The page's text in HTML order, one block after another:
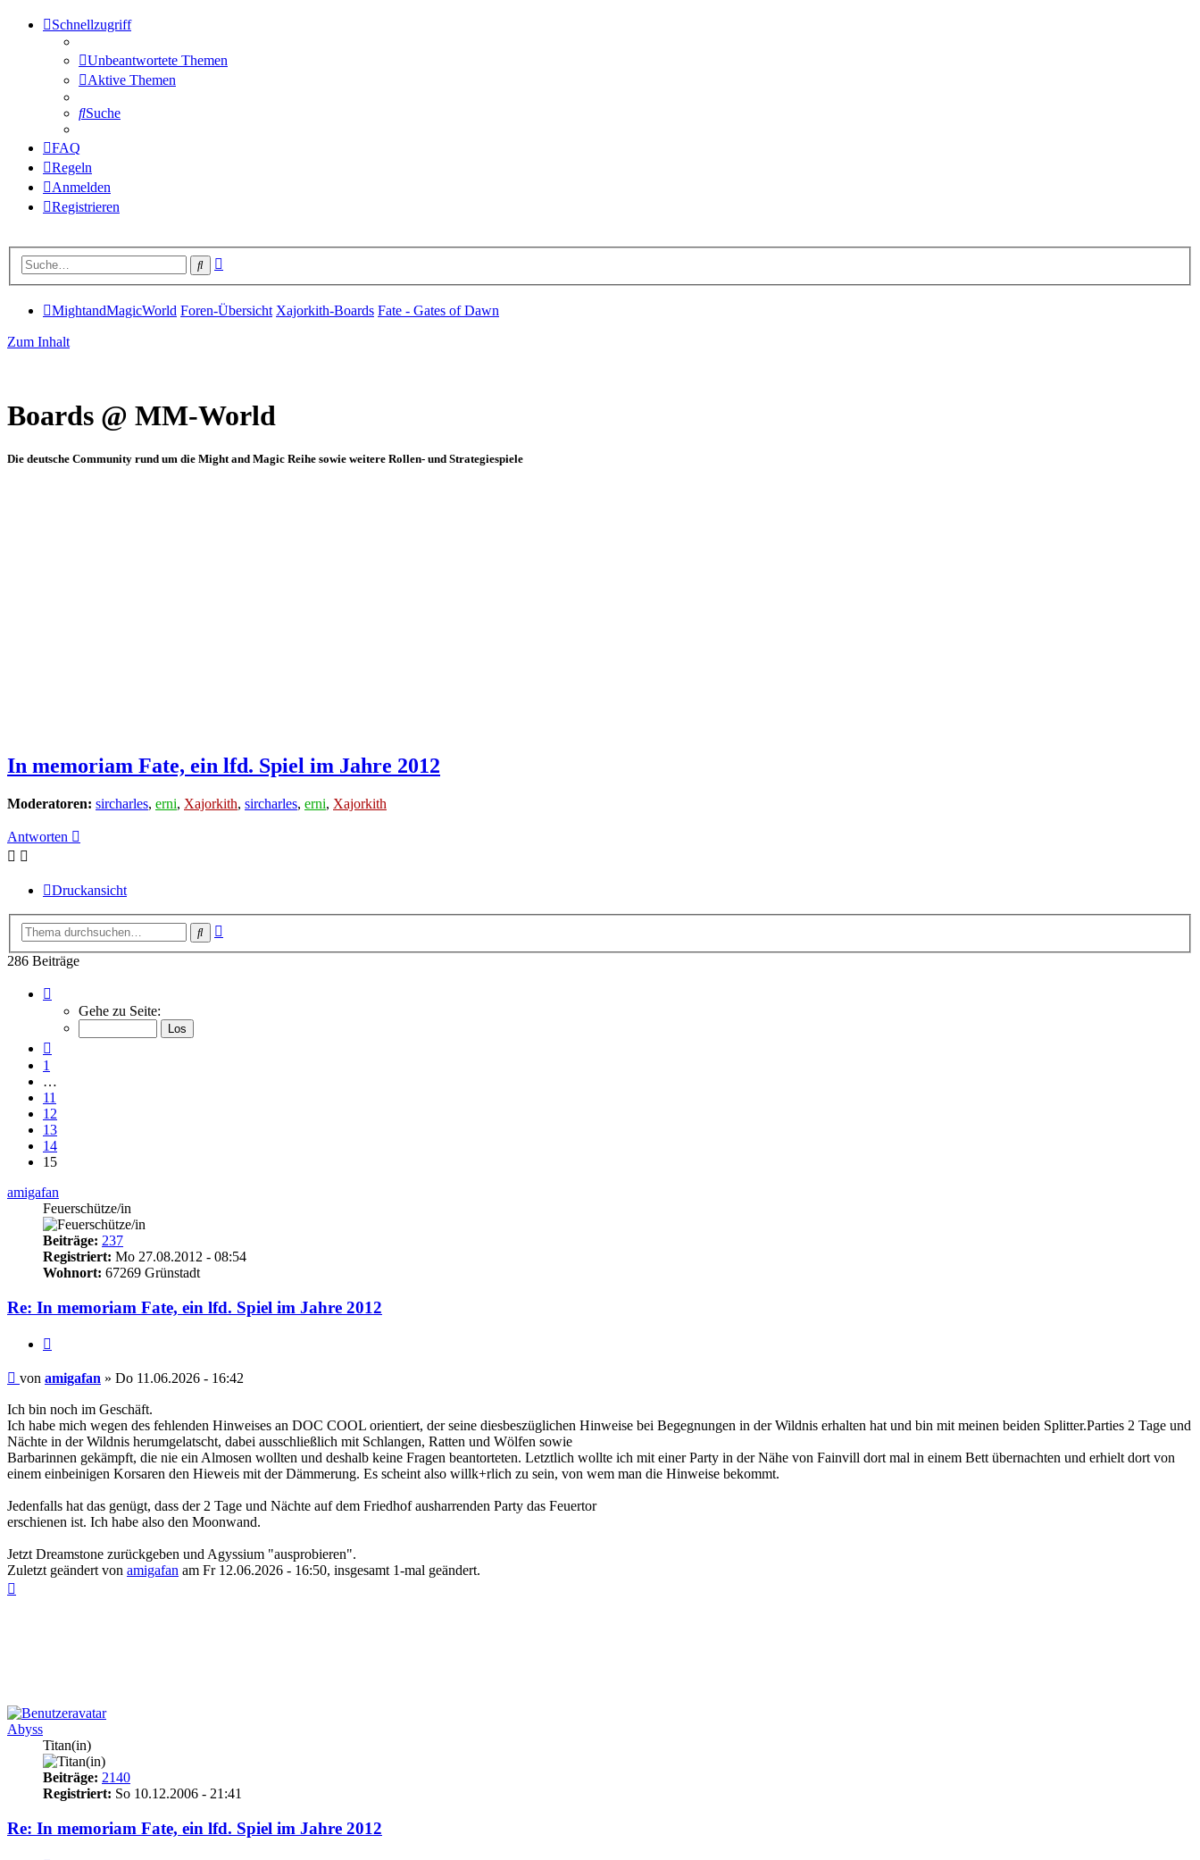
Schnellzugriff
Unbeantwortete Themen
Aktive Themen
Suche
FAQ
Regeln
Anmelden
Registrieren
Suche
MightandMagicWorld Foren-Übersicht Xajorkith-Boards Fate - Gates of Dawn
Zum Inhalt
Boards @ MM-World
Die deutsche Community rund um die Might and Magic Reihe sowie weitere Rollen- und Strategiespiele
In memoriam Fate, ein lfd. Spiel im Jahre 2012
Moderatoren: sircharles, erni, Xajorkith, sircharles, erni, Xajorkith
Antworten
Druckansicht
Suche
286 Beiträge
15
von
Gehe zu Seite:
1
…
11
12
13
14
15
amigafan
Feuerschütze/in
Beiträge: 237
Registriert: Mo 27.08.2012 - 08:54
Wohnort: 67269 Grünstadt
Re: In memoriam Fate, ein lfd. Spiel im Jahre 2012
Beitrag
von amigafan » Do 11.06.2026 - 16:42
Ich bin noch im Geschäft.
Ich habe mich wegen des fehlenden Hinweises an DOC COOL orientiert, der seine diesbeszüglichen Hinweise bei Begegnungen in der Wildnis erhalten hat und bin mit meinen beiden Splitter.Parties 2 Tage und
Nächte in der Wildnis herumgelatscht, dabei ausschließlich mit Schlangen, Ratten und Wölfen sowie
Barbarinnen gekämpft, die nie ein Almosen wollten und deshalb keine Fragen beantorteten. Letztlich wollte ich mit einer Party in der Nähe von Fainvill dort mal in einem Bett übernachten und erhielt dort von
einem einbeinigen Korsaren den Hieweis mit der Dämmerung. Es scheint also willk+rlich zu sein, von wem man die Hinweise bekommt.
Jedenfalls hat das genügt, dass der 2 Tage und Nächte auf dem Friedhof ausharrenden Party das Feuertor
erschienen ist. Ich habe also den Moonwand.
Jetzt Dreamstone zurückgeben und Agyssium "ausprobieren".
Zuletzt geändert von amigafan am Fr 12.06.2026 - 16:50, insgesamt 1-mal geändert.
Abyss
Titan(in)
Beiträge: 2140
Registriert: So 10.12.2006 - 21:41
Re: In memoriam Fate, ein lfd. Spiel im Jahre 2012